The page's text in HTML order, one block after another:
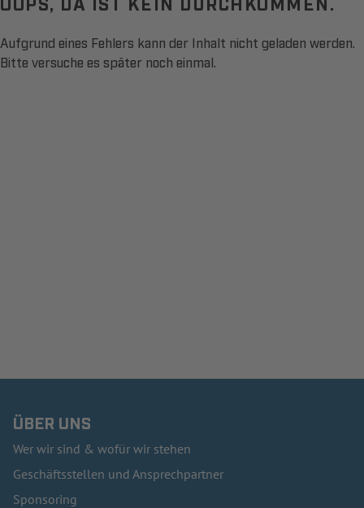
Aufgrund eines Fehlers kann der Inhalt nicht geladen werden.
Bitte versuche es später noch einmal.
ÜBER UNS
Wer wir sind & wofür wir stehen
Geschäftsstellen und Ansprechpartner
Sponsoring